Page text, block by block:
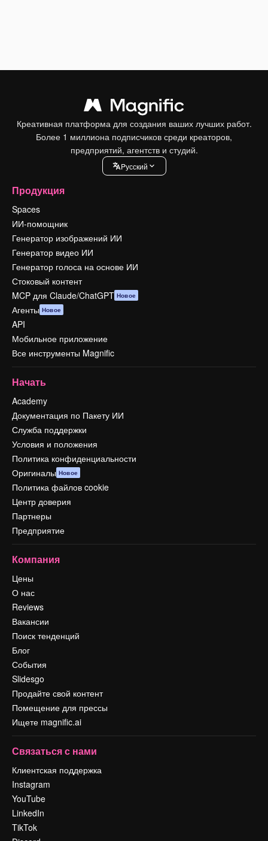
Креативная платформа для создания ваших лучших работ.
Более 1 миллиона подписчиков среди креаторов,
предприятий, агентств и студий.
Pусский
Продукция
Spaces
ИИ-помощник
Генератор изображений ИИ
Генератор видео ИИ
Генератор голоса на основе ИИ
Стоковый контент
MCP для Claude/ChatGPT Новое
Агенты Новое
API
Мобильное приложение
Все инструменты Magnific
Начать
Academy
Документация по Пакету ИИ
Служба поддержки
Условия и положения
Политика конфиденциальности
Оригиналы Новое
Политика файлов cookie
Центр доверия
Партнеры
Предприятие
Компания
Цены
О нас
Reviews
Вакансии
Поиск тенденций
Блог
События
Slidesgo
Продайте свой контент
Помещение для прессы
Ищете magnific.ai
Связаться с нами
Клиентская поддержка
Instagram
YouTube
LinkedIn
TikTok